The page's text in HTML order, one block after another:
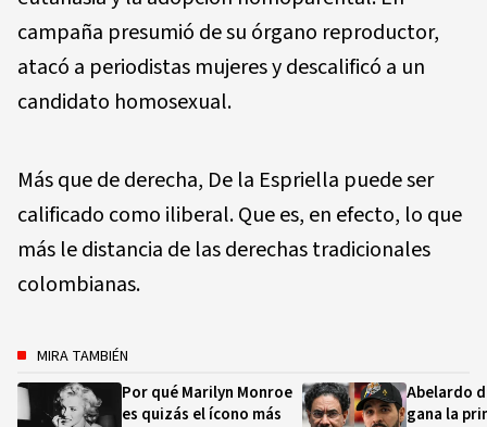
campaña presumió de su órgano reproductor,
atacó a periodistas mujeres y descalificó a un
candidato homosexual.
Más que de derecha, De la Espriella puede ser
calificado como iliberal. Que es, en efecto, lo que
más le distancia de las derechas tradicionales
colombianas.
MIRA TAMBIÉN
Por qué Marilyn Monroe
es quizás el ícono más
Abelardo
gana la